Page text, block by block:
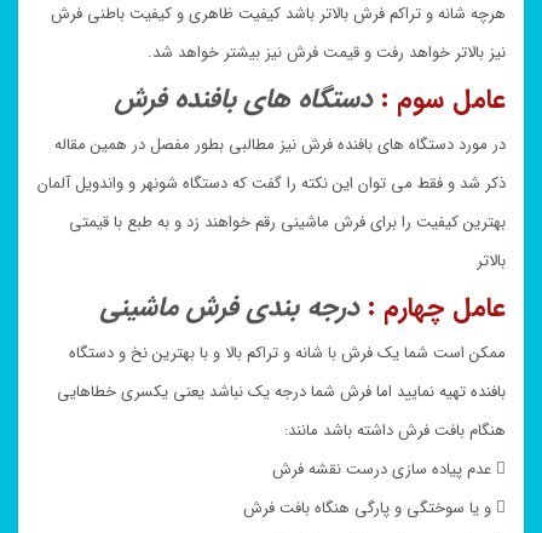
هرچه شانه و تراکم فرش بالاتر باشد کیفیت ظاهری و کیفیت باطنی فرش
نیز بالاتر خواهد رفت و قیمت فرش نیز بیشتر خواهد شد.
عامل سوم : دستگاه های بافنده فرش
در مورد دستگاه های بافنده فرش نیز مطالبی بطور مفصل در همین مقاله
ذکر شد و فقط می توان این نکته را گفت که دستگاه شونهر و واندویل آلمان
بهترین کیفیت را برای فرش ماشینی رقم خواهند زد و به طبع با قیمتی
بالاتر
عامل چهارم : درجه بندی فرش ماشینی
ممکن است شما یک فرش با شانه و تراکم بالا و با بهترین نخ و دستگاه
بافنده تهیه نمایید اما فرش شما درجه یک نباشد یعنی یکسری خطاهایی
هنگام بافت فرش داشته باشد مانند:
 عدم پیاده سازی درست نقشه فرش
 و یا سوختگی و پارگی هنگاه بافت فرش